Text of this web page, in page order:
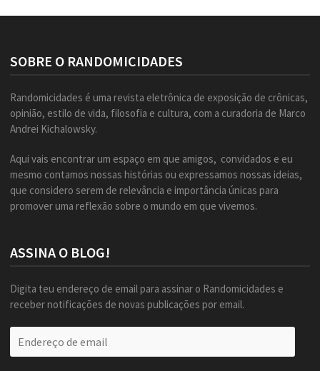
SOBRE O RANDOMICIDADES
Randomicidades é uma revista eletrônica de exposição de crônicas,
opinião, estilo de vida, filosofia e cultura, com a curadoria de Marco
Andrei Kichalowsky.
Aqui vais encontrar um espaço em que amigos, convidados e eu
mesmo contamos nossas histórias ou expressamos nossas ideias,
que considero serem de relevância e importância únicas para
promover uma reflexão sobre o mundo em que vivemos.
ASSINA O BLOG!
Digita teu endereço de email para assinar o Randomicidades e
receber notificações de novas publicações por email.
de